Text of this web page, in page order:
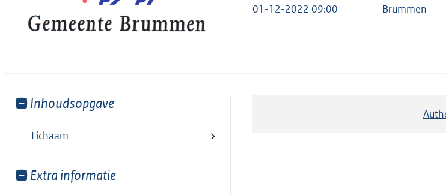
01-12-2022 09:00 Brummen
Toon
van:
Inhoudsopgave
Lichaam
Toon
Extra informatie